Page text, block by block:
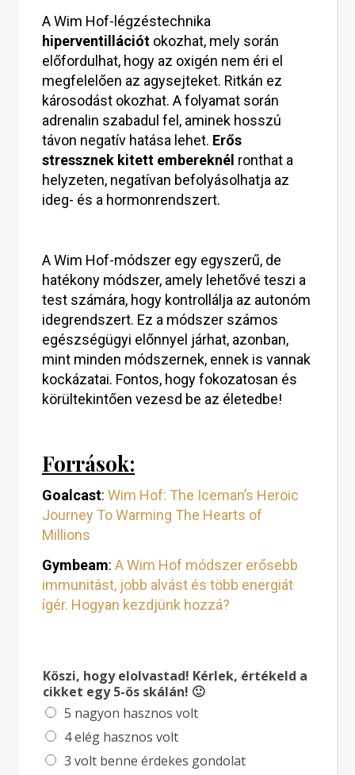
A Wim Hof-légzéstechnika
hiperventillációt okozhat, mely során
előfordulhat, hogy az oxigén nem éri el
megfelelően az agysejteket. Ritkán ez
károsodást okozhat. A folyamat során
adrenalin szabadul fel, aminek hosszú
távon negatív hatása lehet. Erős
stressznek kitett embereknél ronthat a
helyzeten, negatívan befolyásolhatja az
ideg- és a hormonrendszert.
A Wim Hof-módszer egy egyszerű, de
hatékony módszer, amely lehetővé teszi a
test számára, hogy kontrollálja az autonóm
idegrendszert. Ez a módszer számos
egészségügyi előnnyel járhat, azonban,
mint minden módszernek, ennek is vannak
kockázatai. Fontos, hogy fokozatosan és
körültekintően vezesd be az életedbe!
Források:
Goalcast: Wim Hof: The Iceman’s Heroic
Journey To Warming The Hearts of
Millions
Gymbeam: A Wim Hof módszer erősebb
immunitást, jobb alvást és több energiát
ígér. Hogyan kezdjünk hozzá?
Köszi, hogy elolvastad! Kérlek, értékeld a
cikket egy 5-ös skálán! 🙂
5 nagyon hasznos volt
4 elég hasznos volt
3 volt benne érdekes gondolat